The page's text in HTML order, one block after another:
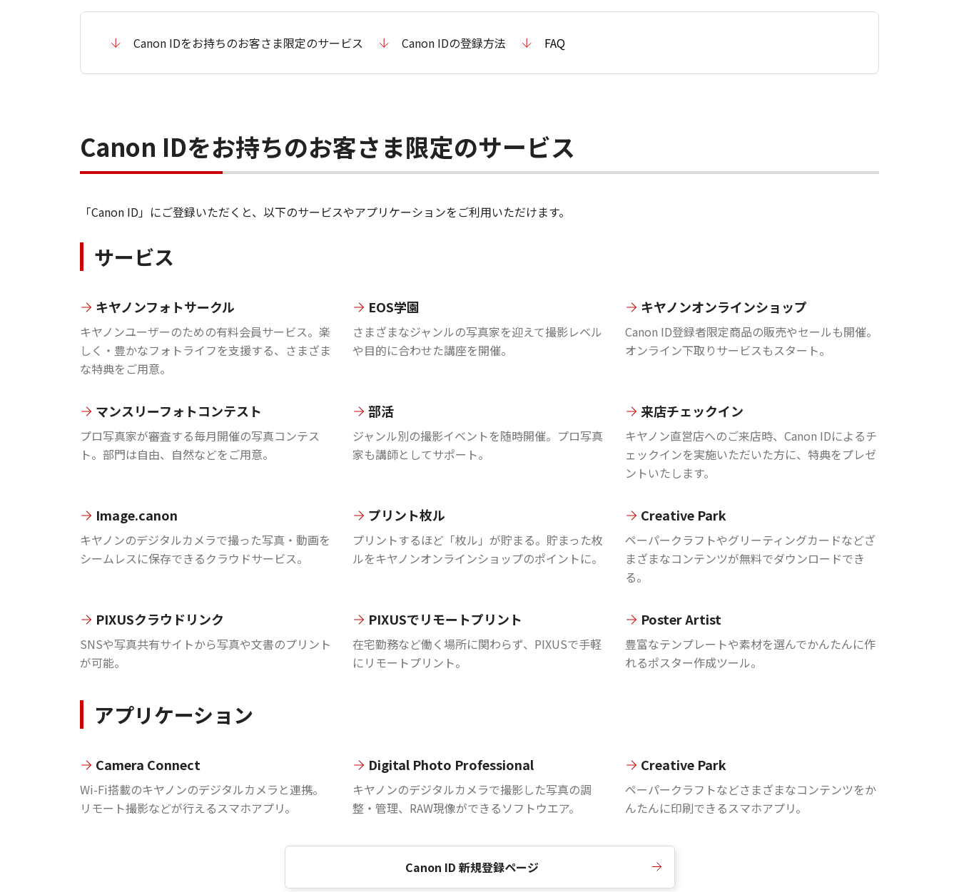
Canon IDをお持ちのお客さま限定のサービス Canon IDの登録方法 FAQ
Canon IDをお持ちのお客さま限定のサービス
「Canon ID」にご登録いただくと、以下のサービスやアプリケーションをご利用いただけます。
サービス
キヤノンフォトサークル
キヤノンユーザーのための有料会員サービス。楽
しく・豊かなフォトライフを支援する、さまざま
な特典をご用意。
EOS学園
さまざまなジャンルの写真家を迎えて撮影レベル
や目的に合わせた講座を開催。
キヤノンオンラインショップ
Canon ID登録者限定商品の販売やセールも開催。
オンライン下取りサービスもスタート。
マンスリーフォトコンテスト
プロ写真家が審査する毎月開催の写真コンテス
ト。部門は自由、自然などをご用意。
部活
ジャンル別の撮影イベントを随時開催。プロ写真
家も講師としてサポート。
来店チェックイン
キヤノン直営店へのご来店時、Canon IDによるチ
ェックインを実施いただいた方に、特典をプレゼ
ントいたします。
Image.canon
キヤノンのデジタルカメラで撮った写真・動画を
シームレスに保存できるクラウドサービス。
プリント枚ル
プリントするほど「枚ル」が貯まる。貯まった枚
ルをキヤノンオンラインショップのポイントに。
Creative Park
ペーパークラフトやグリーティングカードなどざ
まざまなコンテンツが無料でダウンロードでき
る。
PIXUSクラウドリンク
SNSや写真共有サイトから写真や文書のプリント
が可能。
PIXUSでリモートプリント
在宅勤務など働く場所に関わらず、PIXUSで手軽
にリモートプリント。
Poster Artist
豊富なテンプレートや素材を選んでかんたんに作
れるポスター作成ツール。
アプリケーション
Camera Connect
Wi-Fi搭載のキヤノンのデジタルカメラと連携。
リモート撮影などが行えるスマホアプリ。
Digital Photo Professional
キヤノンのデジタルカメラで撮影した写真の調
整・管理、RAW現像ができるソフトウエア。
Creative Park
ペーパークラフトなどさまざまなコンテンツをか
んたんに印刷できるスマホアプリ。
Canon ID 新規登録ページ